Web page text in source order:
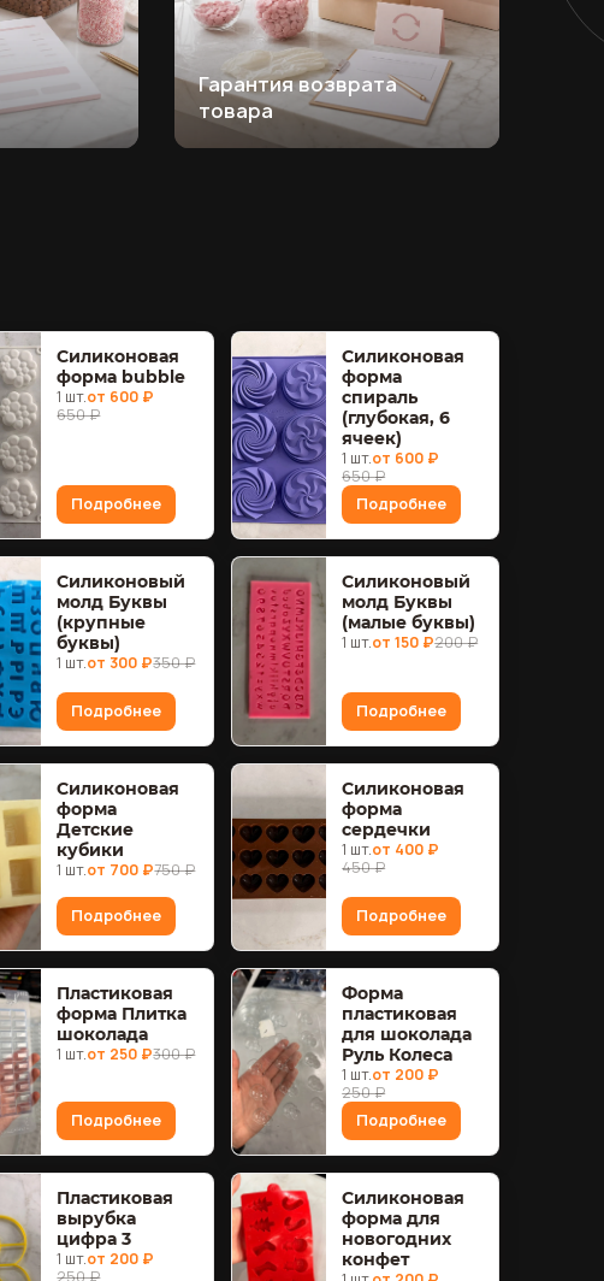
Гарантия возврата
товара
Силиконовая
форма bubble
1 шт.от 600 ₽
650 ₽
Подробнее
Силиконовая
форма
спираль
(глубокая, 6
ячеек)
1 шт.от 600 ₽
650 ₽
Подробнее
Силиконовый
молд Буквы
(крупные
буквы)
1 шт.от 300 ₽350 ₽
Подробнее
Силиконовый
молд Буквы
(малые буквы)
1 шт.от 150 ₽200 ₽
Подробнее
Силиконовая
форма
Детские
кубики
1 шт.от 700 ₽750 ₽
Подробнее
Силиконовая
форма
сердечки
1 шт.от 400 ₽
450 ₽
Подробнее
Пластиковая
форма Плитка
шоколада
1 шт.от 250 ₽300 ₽
Подробнее
Форма
пластиковая
для шоколада
Руль Колеса
1 шт.от 200 ₽
250 ₽
Подробнее
Пластиковая
вырубка
цифра 3
1 шт.от 200 ₽
250 ₽
Силиконовая
форма для
новогодних
конфет